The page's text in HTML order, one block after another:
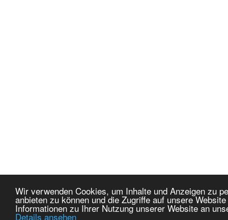
Wir verwenden Cookies, um Inhalte und Anzeigen zu
anbieten zu können und die Zugriffe auf unsere
Informationen zu Ihrer Nutzung unserer Website an
Details ansehen